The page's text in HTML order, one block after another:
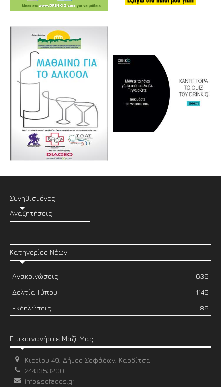
Συνηθισμένες
Αναζητήσεις
Κατηγορίες Νέων
Ανακοινώσεις
639
Δελτία Τύπου
1145
Εκδηλώσεις
89
Επικοινωνήστε Μαζί Μας
Κιερίου 49, Δήμος Σοφάδων, Καρδίτσα
2443353200
info@sofades.gr